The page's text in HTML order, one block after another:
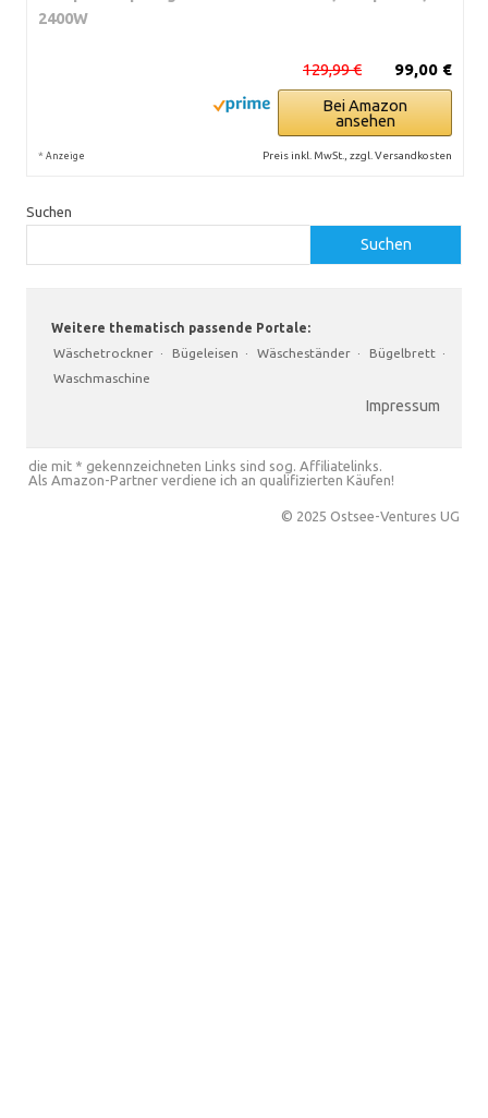
2400W
99,00 €
129,99 €
Bei Amazon
ansehen
* Anzeige Preis inkl. MwSt., zzgl. Versandkosten
Suchen
Suchen
Weitere thematisch passende Portale:
Wäschetrockner · Bügeleisen · Wäscheständer · Bügelbrett ·
Waschmaschine
Impressum
die mit * gekennzeichneten Links sind sog. Affiliatelinks.
Als Amazon-Partner verdiene ich an qualifizierten Käufen!
© 2025 Ostsee-Ventures UG